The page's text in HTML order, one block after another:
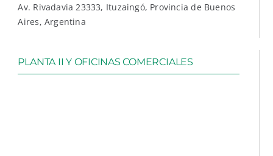
Av. Rivadavia 23333, Ituzaingó, Provincia de Buenos
Aires, Argentina
PLANTA II Y OFICINAS COMERCIALES